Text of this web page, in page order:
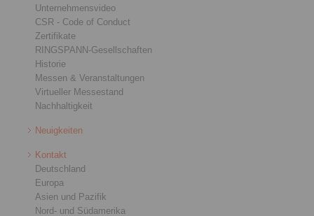
Unternehmensvideo
CSR - Code of Conduct
Zertifikate
RINGSPANN-Gesellschaften
Historie
Messen & Veranstaltungen
Virtueller Messestand
Nachhaltigkeit
Neuigkeiten
Kontakt
Deutschland
Europa
Asien und Pazifik
Nord- und Südamerika